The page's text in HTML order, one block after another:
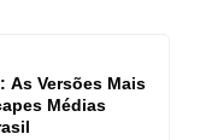
As Versões Mais
Médias